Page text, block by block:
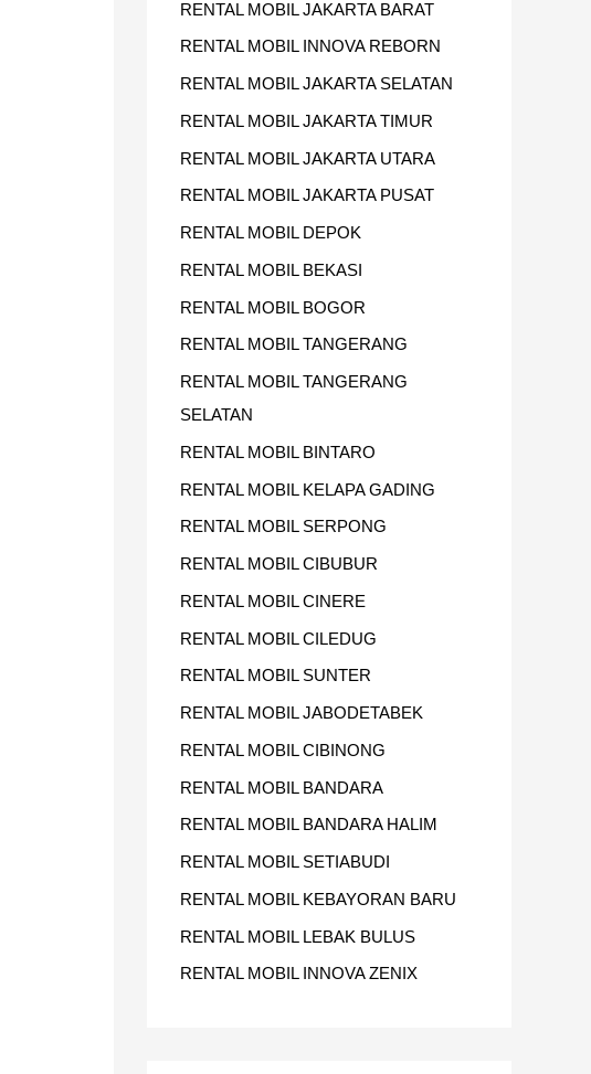
RENTAL MOBIL JAKARTA BARAT
RENTAL MOBIL INNOVA REBORN
RENTAL MOBIL JAKARTA SELATAN
RENTAL MOBIL JAKARTA TIMUR
RENTAL MOBIL JAKARTA UTARA
RENTAL MOBIL JAKARTA PUSAT
RENTAL MOBIL DEPOK
RENTAL MOBIL BEKASI
RENTAL MOBIL BOGOR
RENTAL MOBIL TANGERANG
RENTAL MOBIL TANGERANG
SELATAN
RENTAL MOBIL BINTARO
RENTAL MOBIL KELAPA GADING
RENTAL MOBIL SERPONG
RENTAL MOBIL CIBUBUR
RENTAL MOBIL CINERE
RENTAL MOBIL CILEDUG
RENTAL MOBIL SUNTER
RENTAL MOBIL JABODETABEK
RENTAL MOBIL CIBINONG
RENTAL MOBIL BANDARA
RENTAL MOBIL BANDARA HALIM
RENTAL MOBIL SETIABUDI
RENTAL MOBIL KEBAYORAN BARU
RENTAL MOBIL LEBAK BULUS
RENTAL MOBIL INNOVA ZENIX